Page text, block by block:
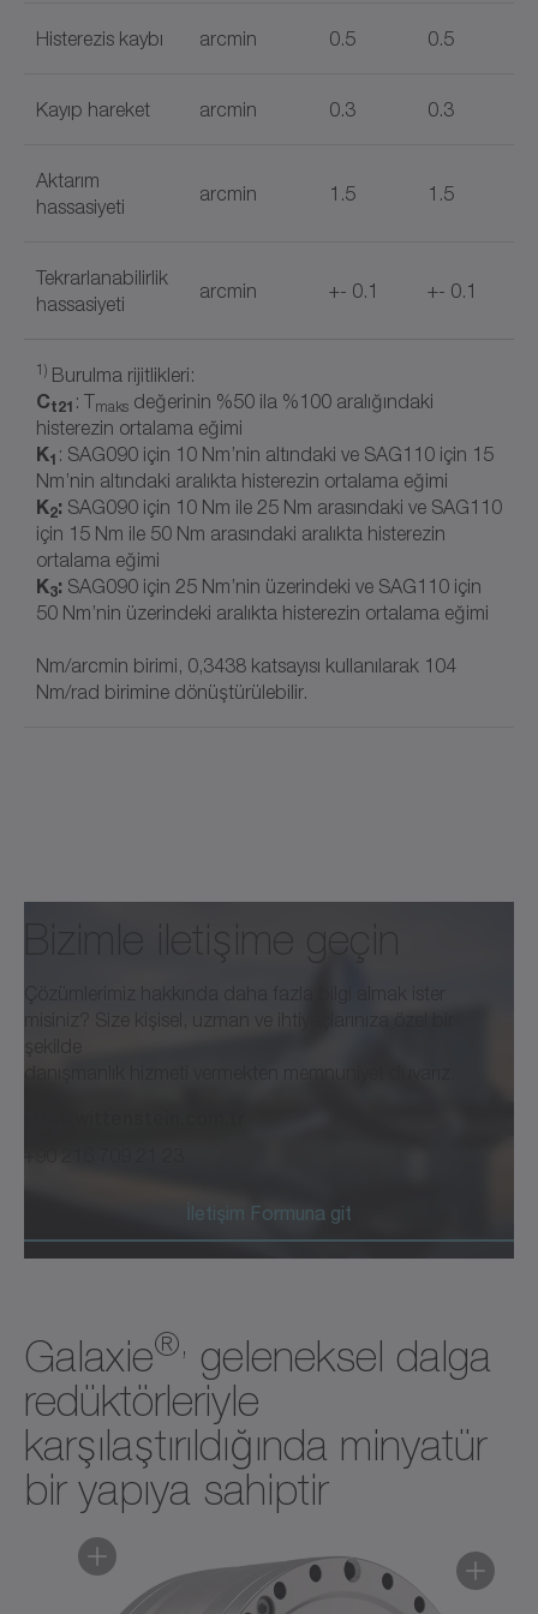
Histerezis kaybı arcmin 0.5 0.5
Kayıp hareket arcmin 0.3 0.3
Aktarım
hassasiyeti
arcmin 1.5 1.5
Tekrarlanabilirlik
hassasiyeti
arcmin +- 0.1 +- 0.1
1) Burulma rijitlikleri:
Ct21 : Tmaks değerinin %50 ila %100 aralığındaki
histerezin ortalama eğimi
K1 : SAG090 için 10 Nm’nin altındaki ve SAG110 için 15
Nm’nin altındaki aralıkta histerezin ortalama eğimi
K2: SAG090 için 10 Nm ile 25 Nm arasındaki ve SAG110
için 15 Nm ile 50 Nm arasındaki aralıkta histerezin
ortalama eğimi
K3: SAG090 için 25 Nm’nin üzerindeki ve SAG110 için
50 Nm’nin üzerindeki aralıkta histerezin ortalama eğimi
Nm/arcmin birimi, 0,3438 katsayısı kullanılarak 104
Nm/rad birimine dönüştürülebilir.
misiniz? Size kişisel, uzman ve ihtiyaçlarınıza özel bir
İletişim Formuna git
Galaxie®, geleneksel dalga
redüktörleriyle
karşılaştırıldığında minyatür
bir yapıya sahiptir